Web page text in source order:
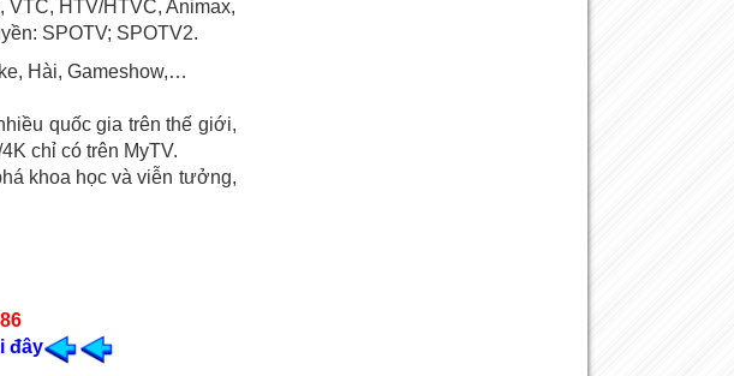
VTC, HTV/HTVC, Animax,
SPOTV; SPOTV2.
Hài, Gameshow,…
quốc gia trên thế giới,
chỉ có trên MyTV.
khoa học và viễn tưởng,
đây